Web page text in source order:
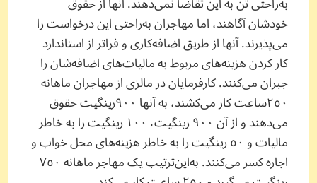
خودشان آگاهند، اما مهاجران به‌راحتی این درخواست را
می‌پذیرند. آنها از طریق اضافه‌کاری و فراتر از استاندارد
کار کردن هزینه‌های مربوط به مالیات‌های اضافه‌شان را
جبران می‌کنند. کارفرمایان در مالزی از مهاجران ماهانه
٢٥٠ساعت کار می‌کشند، به آنها ٩٠٠رینگیت حقوق
می‌دهند و از آن ٩٠٠ رینگیت، ١٠٠ رینگیت را به خاطر
مالیات و ٥٠ رینگیت را به خاطر هزینه‌های محل خواب و
اجاره کسر می‌کنند. به‌این‌ترتیب یک مهاجر ماهانه ٧٥٠